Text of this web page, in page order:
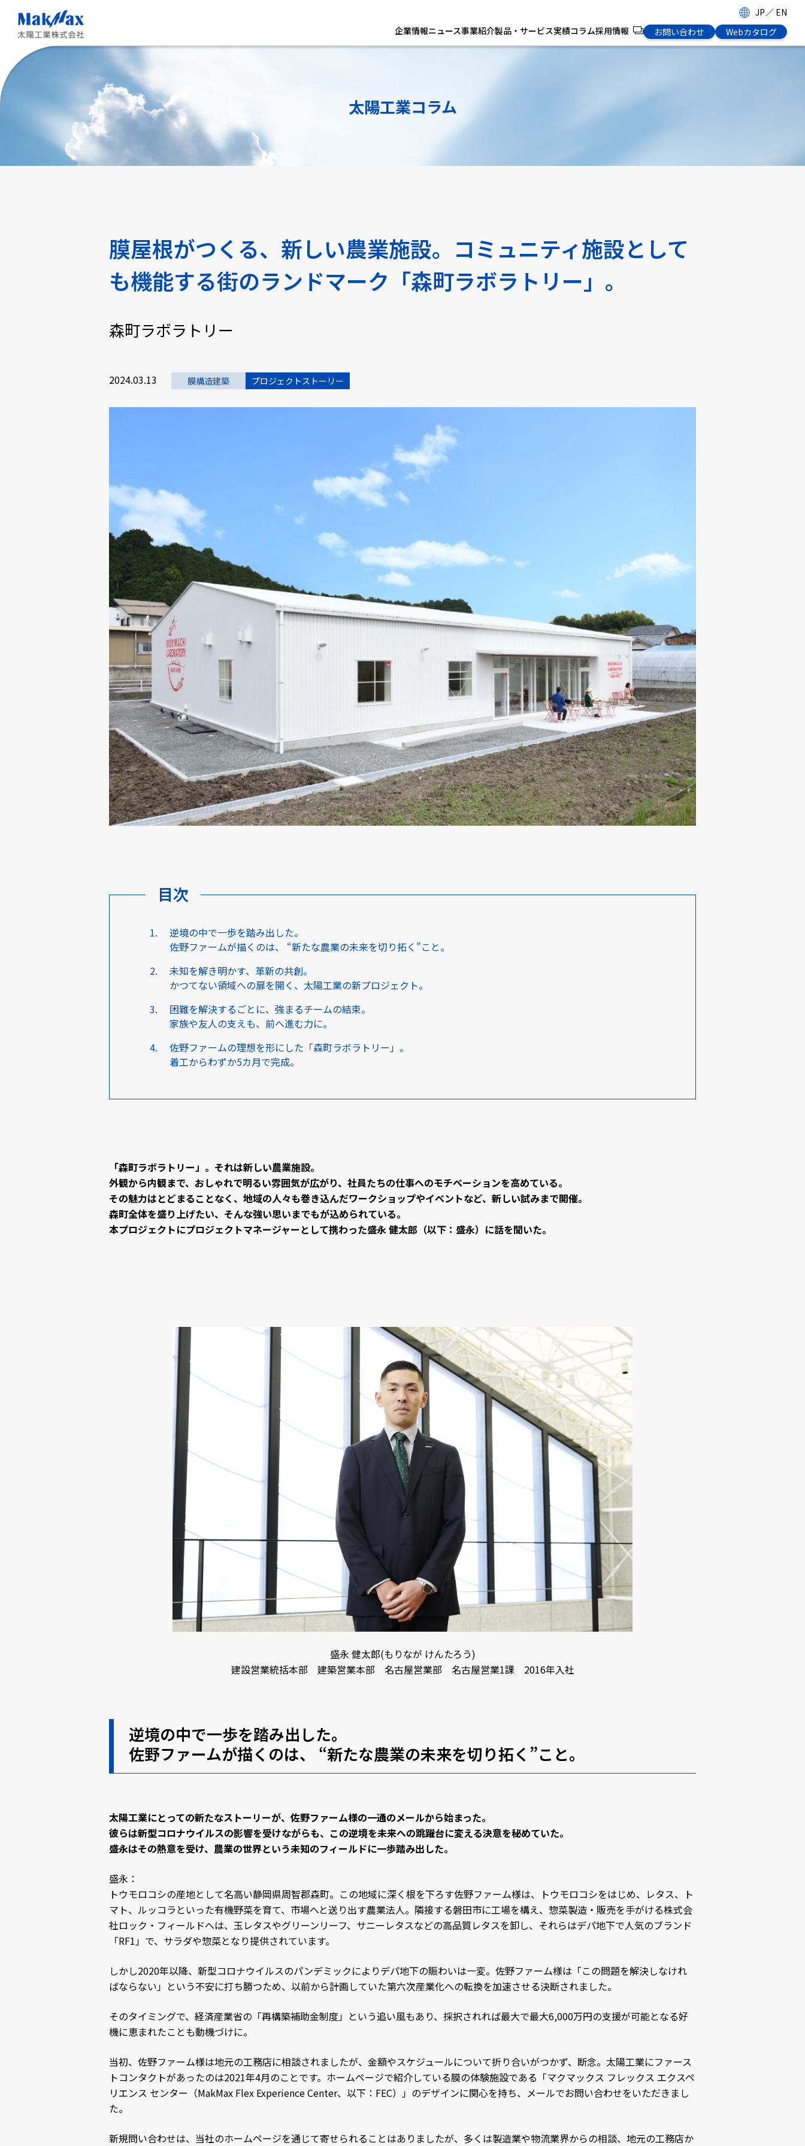
ン
ツ
に
JP／ EN
企業情報ニュース事業紹介製品・サービス実績コラム採用情報 お問い合わせ Webカタログ
太陽工業コラム
膜屋根がつくる、新しい農業施設。コミュニティ施設として
も機能する街のランドマーク「森町ラボラトリー」。
森町ラボラトリー
2024.03.13 膜構造建築 プロジェクトストーリー
目次
逆境の中で一歩を踏み出した。
佐野ファームが描くのは、 “新たな農業の未来を切り拓く”こと。
未知を解き明かす、革新の共創。
かつてない領域への扉を開く、太陽工業の新プロジェクト。
困難を解決するごとに、強まるチームの結束。
家族や友人の支えも、前へ進む力に。
佐野ファームの理想を形にした「森町ラボラトリー」。
着工からわずか5カ月で完成。
「森町ラボラトリー」。 それは新しい農業施設。
外観から内観まで、おしゃれで明るい雰囲気が広がり、 社員たちの仕事へのモチベーションを高めている。
その魅力はとどまることなく、 地域の人々も巻き込んだワークショップやイベントなど、新しい試みまで開催。
森町全体を盛り上げたい、そんな強い思いまでもが込められている。
本プロジェクトにプロジェクトマネージャーとして携わった盛永 健太郎（以下：盛永）に話を聞いた。
盛永 健太郎(もりなが けんたろう)
建設営業統括本部 建築営業本部 名古屋営業部 名古屋営業1課 2016年入社
逆境の中で一歩を踏み出した。
佐野ファームが描くのは、 “新たな農業の未来を切り拓く”こと。
太陽工業にとっての新たなストーリーが、佐野ファーム様の一通のメールから始まった。
彼らは新型コロナウイルスの影響を受けながらも、この逆境を未来への跳躍台に変える決意を秘めていた。
盛永はその熱意を受け、農業の世界という未知のフィールドに一歩踏み出した。
盛永：
トウモロコシの産地として名高い静岡県周智郡森町。この地域に深く根を下ろす佐野ファーム様は、トウモロコシをはじめ、レタス、ト
マト、ルッコラといった有機野菜を育て、市場へと送り出す農業法人。隣接する磐田市に工場を構え、惣菜製造・販売を手がける株式会
社ロック・フィールドへは、玉レタスやグリーンリーフ、サニーレタスなどの高品質レタスを卸し、それらはデパ地下で人気のブランド
「RF1」で、サラダや惣菜となり提供されています。
しかし2020年以降、新型コロナウイルスのパンデミックによりデパ地下の賑わいは一変。佐野ファーム様は「この問題を解決しなけれ
ばならない」という不安に打ち勝つため、以前から計画していた第六次産業化への転換を加速させる決断されました。
そのタイミングで、経済産業省の「再構築補助金制度」という追い風もあり、採択されれば最大で最大6,000万円の支援が可能となる好
機に恵まれたことも動機づけに。
当初、佐野ファーム様は地元の工務店に相談されましたが、金額やスケジュールについて折り合いがつかず、断念。太陽工業にファース
トコンタクトがあったのは2021年4月のことです。ホームページで紹介している膜の体験施設である「マクマックス フレックス エクスペ
リエンス センター（MakMax Flex Experience Center、以下：FEC）」のデザインに関心を持ち、メールでお問い合わせをいただきまし
た。
新規問い合わせは、当社のホームページを通じて寄せられることはありましたが、多くは製造業や物流業界からの相談、地元の工務店か